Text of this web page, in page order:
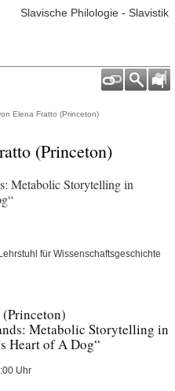
Slavische Philologie - Slavistik
Elena Fratto (Princeton)
(Princeton)
Metabolic Storytelling in
für Wissenschaftsgeschichte
Metabolic Storytelling in
Heart of A Dog“
Uhr